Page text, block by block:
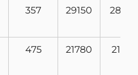
357 29150
475 21780 21500